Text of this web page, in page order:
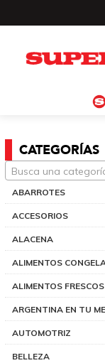
CATEGORÍAS
Busca una
ABARROTES
ACCESORIOS
ALACENA
ALIMENTOS
ALIMENTOS FRESCOS
ARGENTINA EN TU
AUTOMOTRIZ
BELLEZA